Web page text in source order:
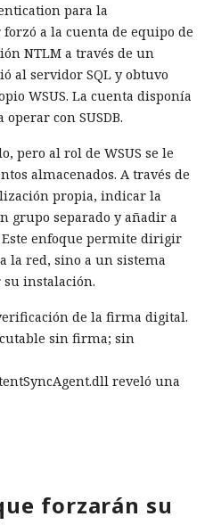
para la
a la cuenta de equipo de
NTLM a través de un
al servidor SQL y obtuvo
WSUS. La cuenta disponía
con SUSDB.
pero al rol de WSUS se le
almacenados. A través de
propia, indicar la
grupo separado y añadir a
Este enfoque permite dirigir
la red, sino a un sistema
su instalación.
de la firma digital.
sin firma; sin
reveló una
la actualización, la estación
forzarán su